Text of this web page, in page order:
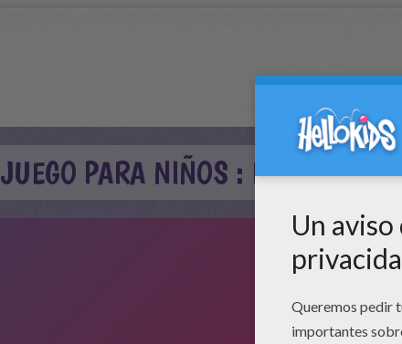
JUEGO PARA NIÑOS : BIONIC RACE